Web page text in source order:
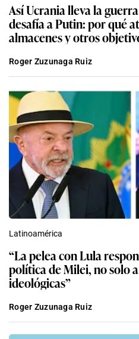
Así Ucrania lleva la
desafía a Putin: por qué
almacenes y otros
Roger Zuzunaga Ruiz
Latinoamérica
“La pelea con Lula
política de Milei, no solo
ideológicas”
Roger Zuzunaga Ruiz